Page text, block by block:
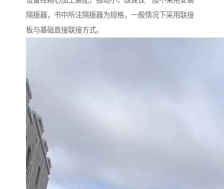
隔振器，书中所注隔振器为规格，一般情况下采用联接
板与基础直接联接方式。